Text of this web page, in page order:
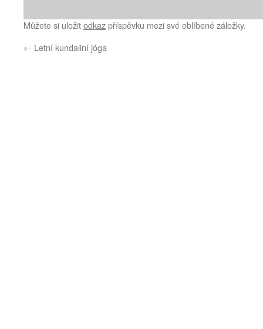
Můžete si uložitodkazpříspěvku mezi své oblíbené záložky.
← Letní kundaliní jóga